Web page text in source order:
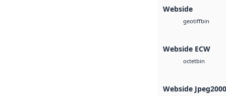
Webside
geotiffbin
Webside ECW
octetbin
Webside Jpeg2000